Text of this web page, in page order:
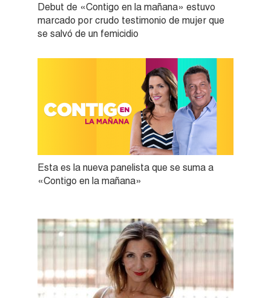
Debut de «Contigo en la mañana» estuvo
marcado por crudo testimonio de mujer que
se salvó de un femicidio
Esta es la nueva panelista que se suma a
«Contigo en la mañana»